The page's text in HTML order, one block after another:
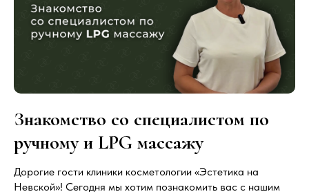
Знакомство со специалистом по
ручному и LPG массажу
Дорогие гости клиники косметологии «Эстетика на
Невской»! Сегодня мы хотим познакомить вас с нашим